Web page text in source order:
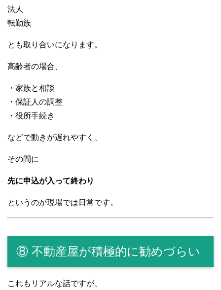
法人
転勤族
とも取り合いになります。
高齢者の場合、
・家族と相談
・保証人の調整
・役所手続き
などで動きが遅れやすく、
その間に
先に申込が入って終わり
というのが現場では日常です。
⑧ 不動産屋が積極的に勧めづらい
これもリアルな話ですが、